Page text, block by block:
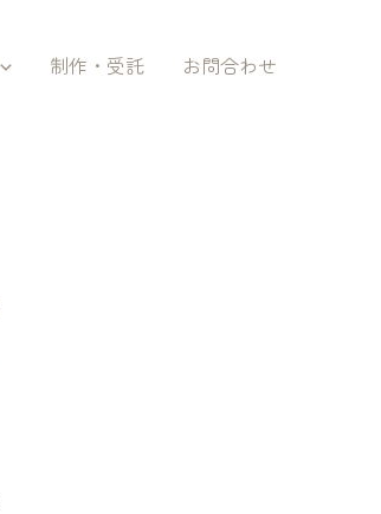
制作・受託 お問合わせ